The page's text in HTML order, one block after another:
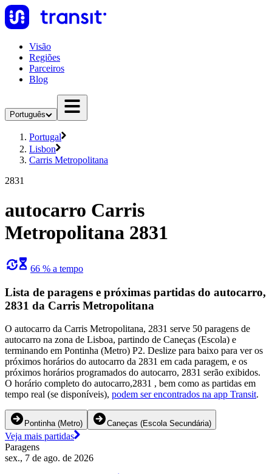
Visão
Regiões
Parceiros
Blog
Português
Portugal
Lisbon
Carris Metropolitana
2831
autocarro Carris
Metropolitana 2831
66 % a tempo
Lista de paragens e próximas partidas do autocarro,
2831 da Carris Metropolitana
O autocarro da Carris Metropolitana, 2831 serve 50 paragens de
autocarro na zona de Lisboa, partindo de Caneças (Escola) e
terminando em Pontinha (Metro) P2. Deslize para baixo para ver os
próximos horários do autocarro da 2831 em cada paragem, e os
próximos horários programados do autocarro, 2831 serão exibidos.
O horário completo do autocarro,2831 , bem como as partidas em
tempo real (se disponíveis), podem ser encontrados na app Transit.
Pontinha (Metro) Caneças (Escola Secundária)
Veja mais partidas
Paragens
sex., 7 de ago. de 2026